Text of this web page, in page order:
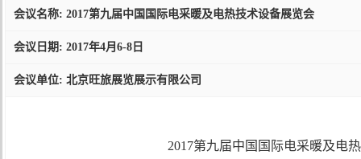
会议名称: 2017第九届中国国际电采暖及电热技术设备展览会
会议日期: 2017年4月6-8日
会议单位: 北京旺旅展览展示有限公司
2017第九届中国国际电采暖及电